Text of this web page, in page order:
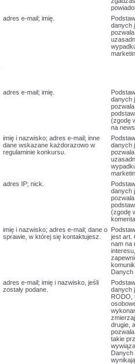
adres e-mail; imię.
danych
adres e-mail; imię.
danych
(zgodę
na
imię i nazwisko; adres e-mail; inne
dane wskazane każdorazowo w
regulaminie konkursu.
danych
adres IP; nick.
danych
(zgodę
imię i nazwisko; adres e-mail; dane o
sprawie, w której się kontaktujesz.
jest art.
nam na
Danych
adres e-mail; imię i nazwisko, jeśli
zostały podane.
danych
RODO,
drugie,
takie
Danych